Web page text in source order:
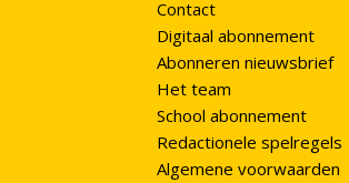
Contact
Digitaal abonnement
Abonneren nieuwsbrief
Het team
School abonnement
Redactionele spelregels
Algemene voorwaarden